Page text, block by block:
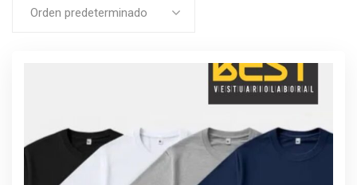
Orden predeterminado